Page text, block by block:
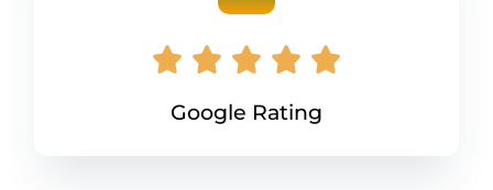
Google Rating